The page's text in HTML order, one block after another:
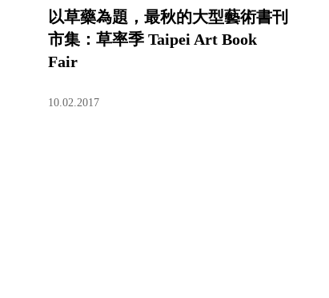
以草藥為題，最秋的大型藝術書刊
市集：草率季 Taipei Art Book
Fair
10.02.2017